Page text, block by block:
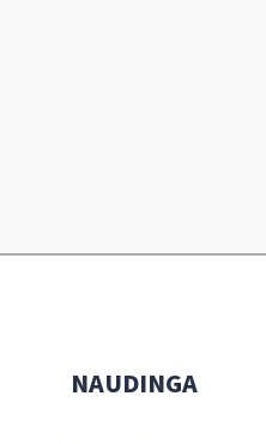
NAUDINGA